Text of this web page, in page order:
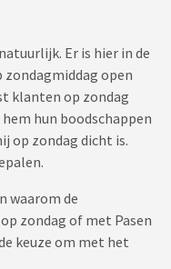
Er is hier in de
open
klanten op zondag
hun boodschappen
op zondag dicht is.
waarom de
zondag of met Pasen
keuze om met het